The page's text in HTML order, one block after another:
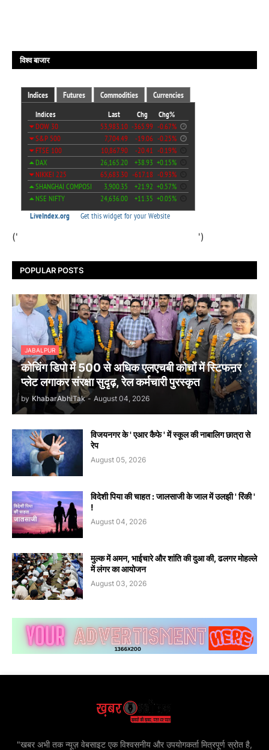
विश्व बाजार
(' ')
POPULAR POSTS
JABALPUR
कोचिंग डिपो में 500 से अधिक एलएचबी कोचों में स्टिफऩर
प्लेट लगाकर संरक्षा सुदृढ़, रेल कर्मचारी पुरस्कृत
by KhabarAbhiTak - August 04, 2026
विजयनगर के ' एआर कैफे ' में स्कूल की नाबालिग छात्रा से
रेप
August 05, 2026
विदेशी पिया की चाहत : जालसाजी के जाल में उलझी ' रिंकी '
!
August 04, 2026
मुल्क में अमन, भाईचारे और शांति की दुआ की, ढलगर मोहल्ले
में लंगर का आयोजन
August 03, 2026
"खबर अभी तक न्यूज़ वेबसाइट एक विश्वसनीय और उपयोगकर्ता मित्रपूर्ण स्रोत है,